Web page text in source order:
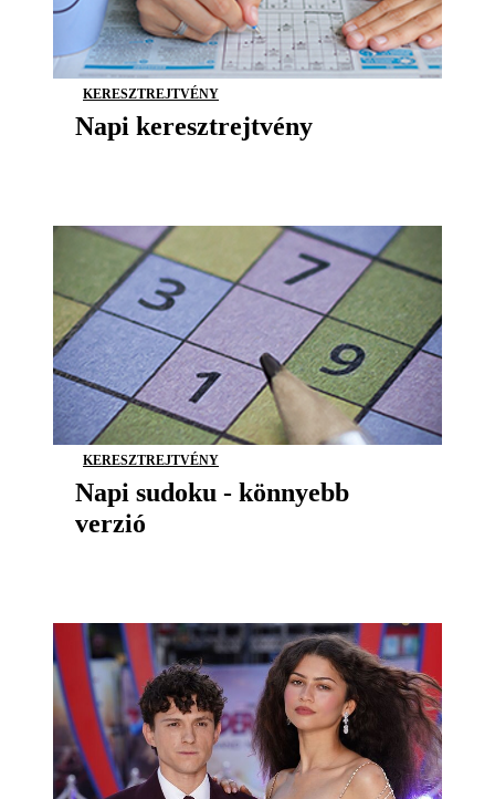
KERESZTREJTVÉNY
Napi keresztrejtvény
KERESZTREJTVÉNY
Napi sudoku - könnyebb
verzió